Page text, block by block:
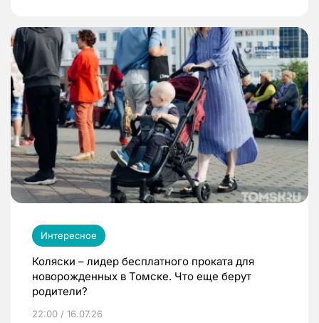
Интересное
Коляски – лидер бесплатного проката для
новорожденных в Томске. Что еще берут
родители?
22:00 / 16.07.26